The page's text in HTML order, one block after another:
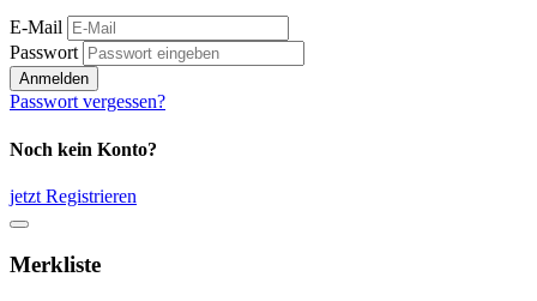
E-Mail
Passwort
Anmelden
Passwort vergessen?
Noch kein Konto?
jetzt Registrieren
Merkliste